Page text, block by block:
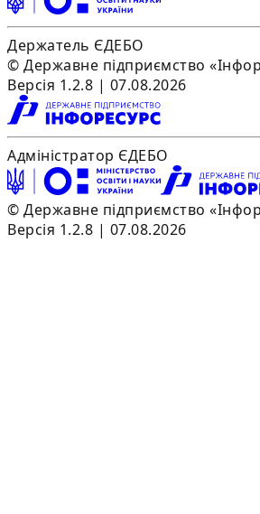
Держатель ЄДЕБО
© Державне підприємство
Версія 1.2.8 | 07.08.2026
Адміністратор ЄДЕБО
© Державне підприємство
Версія 1.2.8 | 07.08.2026